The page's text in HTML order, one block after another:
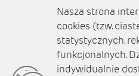
O nas
Nasza strona
cookies (tzw.
statystycznych,
funkcjonalnych.
indywidualnie